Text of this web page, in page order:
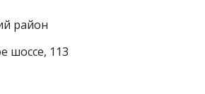
район
шоссе, 113